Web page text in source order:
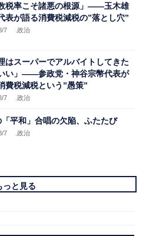
数税率こそ諸悪の根源」――玉木雄
表が語る消費税減税の”落とし穴”
7 .政治
はスーパーでアルバイトしてきた
い」――参政党・神谷宗幣代表が
費税減税という”愚策”
7 .政治
平和」合唱の欠陥、ふたたび
7 .政治
っと見る